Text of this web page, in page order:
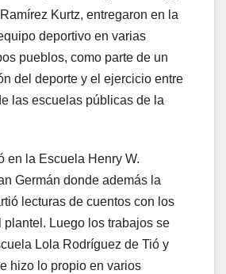
Ramírez Kurtz, entregaron en la
deportivo en varias
pueblos, como parte de un
del deporte y el ejercicio entre
las escuelas públicas de la
en la Escuela Henry W.
Germán donde además la
lecturas de cuentos con los
plantel. Luego los trabajos se
Lola Rodríguez de Tió y
hizo lo propio en varios